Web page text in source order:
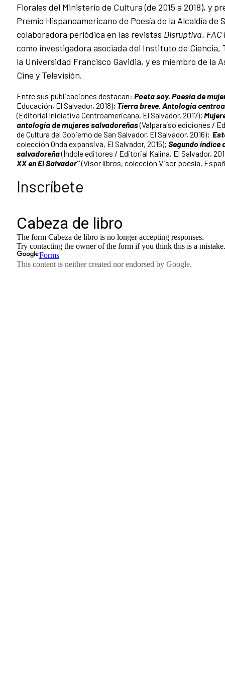
Florales del Ministerio de Cultura (de 2015 a 2018), y
Premio Hispanoamericano de Poesía de la Alcaldía de
colaboradora periódica en las revistas Disruptiva,
como investigadora asociada del Instituto de Ciencia,
la Universidad Francisco Gavidia, y es miembro de la
Cine y Televisión.
Entre sus publicaciones destacan: Poeta soy. Poesía de
Educación, El Salvador, 2018); Tierra breve. Antología
(Editorial Iniciativa Centroamericana, El Salvador, 2017);
antología de mujeres salvadoreñas(Valparaíso ediciones /
de Cultura del Gobierno de San Salvador, El Salvador, 2016);
colección Onda expansiva, El Salvador, 2015); Segundo índice
salvadoreña(Índole editores / Editorial Kalina, El Salvador,
XX en El Salvador”(Visor libros, colección Visor poesía,
Inscríbete